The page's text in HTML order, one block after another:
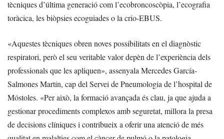
tècniques d’última generació com l’ecobroncoscòpia, l’ecografia
toràcica, les biòpsies ecoguiades o la crio-EBUS.
«Aquestes tècniques obren noves possibilitats en el diagnòstic
respiratori, però el seu veritable valor depèn de l’experiència dels
professionals que les apliquen», assenyala Mercedes García-
Salmones Martín, cap del Servei de Pneumologia de l’hospital de
Móstoles. «Per això, la formació avançada és clau, ja que ajuda a
gestionar procediments complexos amb seguretat, millora la presa
de decisions clíniques i contribueix a oferir una atenció de més